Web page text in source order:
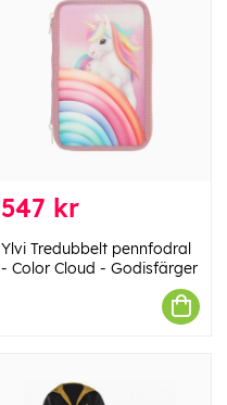
547 kr
Ylvi Tredubbelt pennfodral
- Color Cloud - Godisfärger